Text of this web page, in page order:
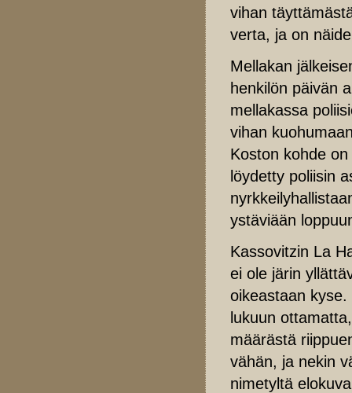
vihan
verta, ja on
Mellakan
henkilön päivän
mellakassa
vihan
Koston kohde
löydetty poliisin
ystäviään
Kassovitzin La
ei ole järin
oikeastaan
lukuun
määrästä
vähän, ja nekin
nimetyltä